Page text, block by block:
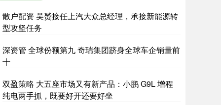
散户配资 吴赟接任上汽大众总经理，承接新能源转
型攻坚任务
深资管 全球份额第九 奇瑞集团跻身全球车企销量前
十
双盈策略 大五座市场又有新产品：小鹏 G9L 增程
纯电两手抓，既要好开还要好坐